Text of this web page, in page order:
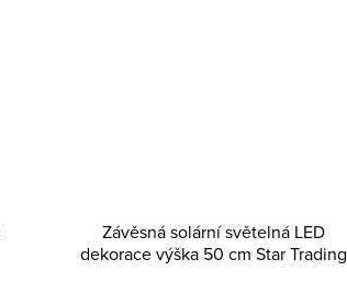
Závěsná solární světelná LED
dekorace výška 50 cm Star Trading